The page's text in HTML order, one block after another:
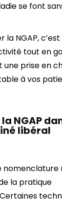
se font
la NGAP,
tout en
une prise en
à vos
NGAP
libéral
la pratique